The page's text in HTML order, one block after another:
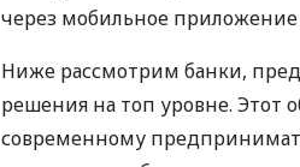
через мобильное
Ниже рассмотрим банки,
решения на топ уровне. Этот
современному